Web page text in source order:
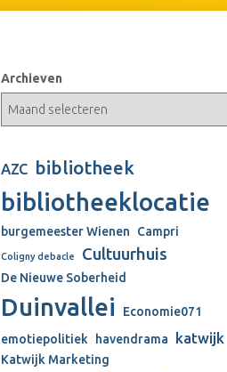
Archieven
AZC bibliotheek
bibliotheeklocatie
burgemeester Wienen Campri
Coligny debacle Cultuurhuis
De Nieuwe Soberheid
Duinvallei
Economie071
emotiepolitiek
havendrama katwijk
Katwijk Marketing